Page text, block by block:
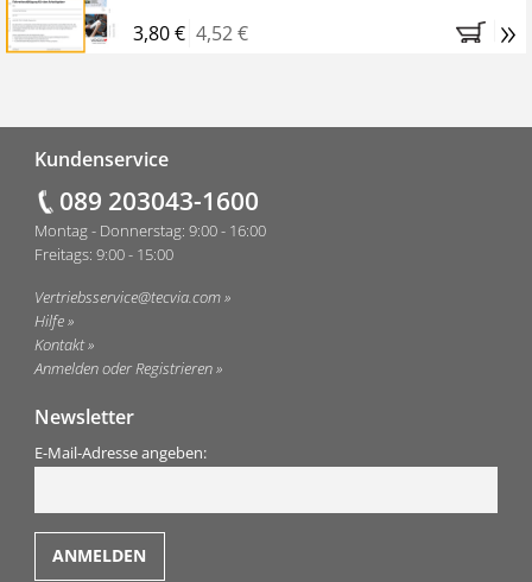
3,80 € 4,52 € »
Kundenservice
089 203043-1600
Montag - Donnerstag: 9:00 - 16:00
Freitags: 9:00 - 15:00
Vertriebsservice@tecvia.com
Hilfe
Kontakt
Anmelden oder Registrieren
Newsletter
E-Mail-Adresse angeben: